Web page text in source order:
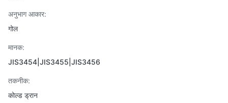
अनुभाग आकार:
गोल
मानक:
JIS3454|JIS3455|JIS3456
तकनीक:
कोल्ड ड्रान